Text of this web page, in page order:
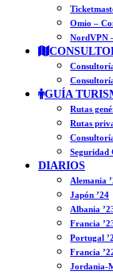
Omio –
NordVPN
GUÍA
Rutas
Rutas
Seguridad
DIARIOS
Alemania
Japón ’24
Albania
Francia
Portugal
Francia
Jordania-